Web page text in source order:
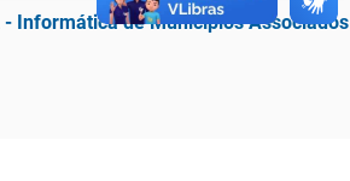
- Informática de Municípios Associados